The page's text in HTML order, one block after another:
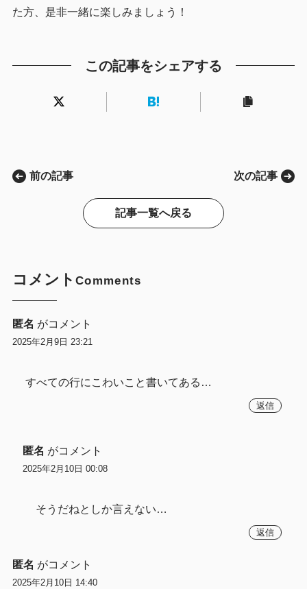
た方、是非一緒に楽しみましょう！
この記事をシェアする
前の記事
記事一覧へ戻る
次の記事
コメント Comments
匿名 がコメント
2025年2月9日 23:21
すべての行にこわいこと書いてある…
返信
匿名 がコメント
2025年2月10日 00:08
そうだねとしか言えない…
返信
匿名 がコメント
2025年2月10日 14:40